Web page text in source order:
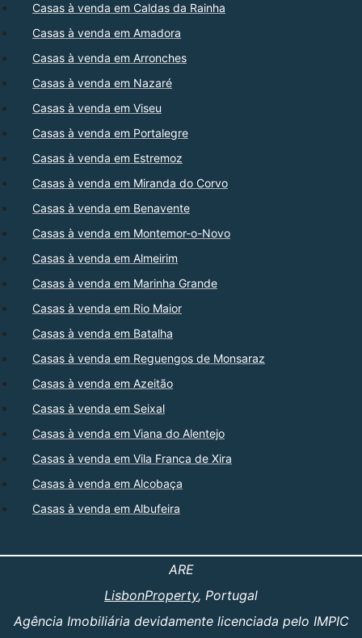
Casas à venda em Caldas da Rainha
Casas à venda em Amadora
Casas à venda em Arronches
Casas à venda em Nazaré
Casas à venda em Viseu
Casas à venda em Portalegre
Casas à venda em Estremoz
Casas à venda em Miranda do Corvo
Casas à venda em Benavente
Casas à venda em Montemor-o-Novo
Casas à venda em Almeirim
Casas à venda em Marinha Grande
Casas à venda em Rio Maior
Casas à venda em Batalha
Casas à venda em Reguengos de Monsaraz
Casas à venda em Azeitão
Casas à venda em Seixal
Casas à venda em Viana do Alentejo
Casas à venda em Vila Franca de Xira
Casas à venda em Alcobaça
Casas à venda em Albufeira
ARE
LisbonProperty, Portugal
Agência Imobiliária devidamente licenciada pelo IMPIC